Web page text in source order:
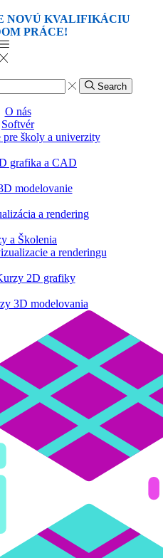
Search
O nás
Softvér
pre školy a univerzity
grafika a CAD
modelovanie
a rendering
a Školenia
a renderingu
2D grafiky
3D modelovania